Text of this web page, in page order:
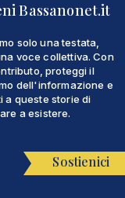
Bassanonet.it
solo una testata,
voce collettiva. Con
proteggi il
dell'informazione e
a queste storie di
a esistere.
Sostienici